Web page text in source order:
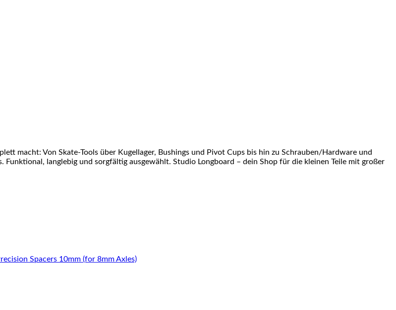
macht: Von Skate-Tools über Kugellager, Bushings und Pivot Cups bis hin zu Schrauben/Hardware und
langlebig und sorgfältig ausgewählt. Studio Longboard – dein Shop für die kleinen Teile mit großer